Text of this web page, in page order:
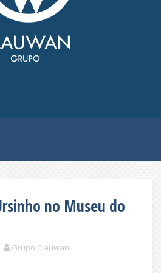
no Museu do
Grupo Clauwan